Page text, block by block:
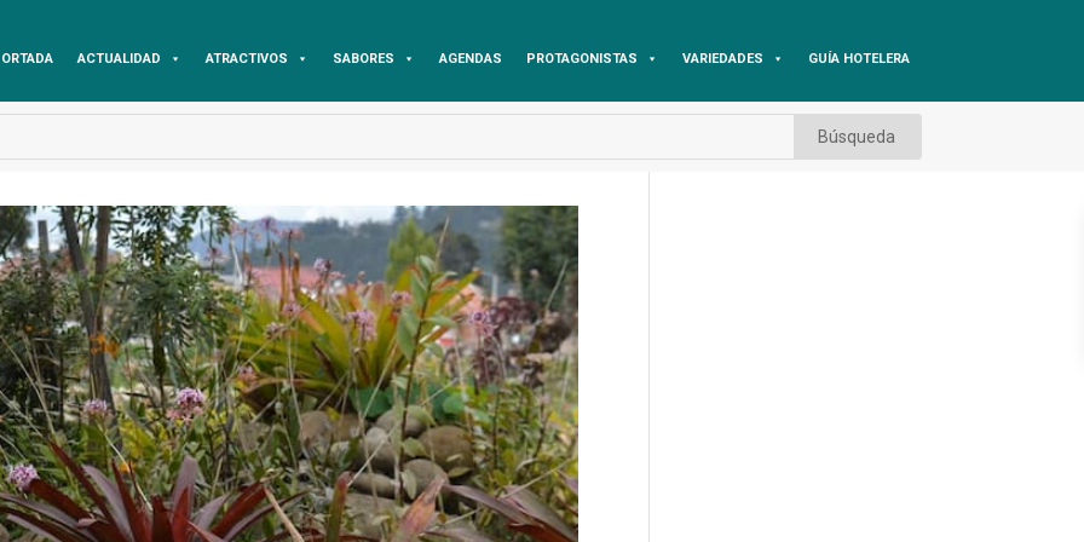
ACTUALIDAD ATRACTIVOS SABORES AGENDAS PROTAGONISTAS VARIEDADES GUÍA HOTELERA